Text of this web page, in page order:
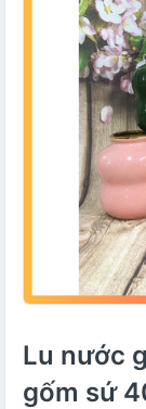
Lu nước
gốm sứ